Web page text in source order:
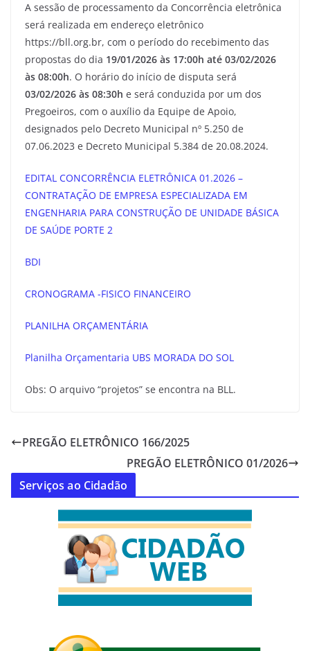
A sessão de processamento da Concorrência eletrônica
será realizada em endereço eletrônico
https://bll.org.br, com o período do recebimento das
propostas do dia 19/01/2026 às 17:00h até 03/02/2026
às 08:00h. O horário do início de disputa será
03/02/2026 às 08:30h e será conduzida por um dos
Pregoeiros, com o auxílio da Equipe de Apoio,
designados pelo Decreto Municipal nº 5.250 de
07.06.2023 e Decreto Municipal 5.384 de 20.08.2024.
EDITAL CONCORRÊNCIA ELETRÔNICA 01.2026 –
CONTRATAÇÃO DE EMPRESA ESPECIALIZADA EM
ENGENHARIA PARA CONSTRUÇÃO DE UNIDADE BÁSICA
DE SAÚDE PORTE 2
BDI
CRONOGRAMA -FISICO FINANCEIRO
PLANILHA ORÇAMENTÁRIA
Planilha Orçamentaria UBS MORADA DO SOL
Obs: O arquivo “projetos” se encontra na BLL.
PREGÃO ELETRÔNICO 166/2025
PREGÃO ELETRÔNICO 01/2026
Serviços ao Cidadão